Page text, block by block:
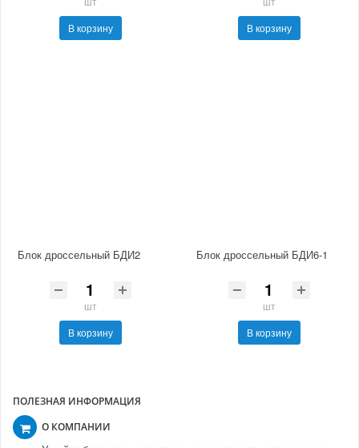
В корзину
В корзину
Блок дроссельный БДИ2
шт
В корзину
Блок дроссельный БДИ6-1
шт
В корзину
ПОЛЕЗНАЯ ИНФОРМАЦИЯ
О КОМПАНИИ